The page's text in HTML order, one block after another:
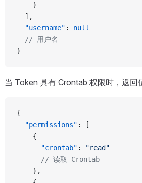
    }
  ],
  "username"
: null
  // 用户名
}
当 Token 具有 Crontab 权限时，返回
{
  "permissions"
: [
    {
      "crontab"
:
"read"
      // 读取 Crontab
    },